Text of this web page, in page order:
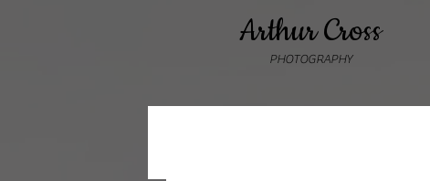
Arthur Cross
PHOTOGRAPHY